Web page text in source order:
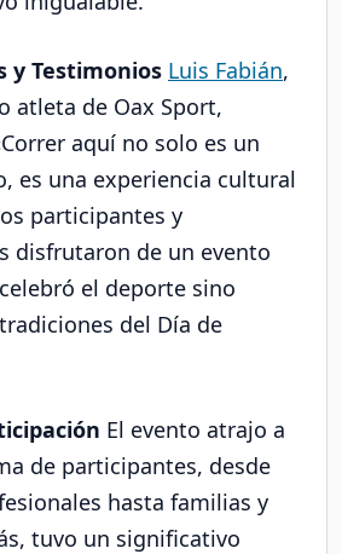
y Testimonios Luis Fabián,
atleta de Oax Sport,
aquí no solo es un
es una experiencia cultural
participantes y
disfrutaron de un evento
el deporte sino
del Día de
El evento atrajo a
de participantes, desde
hasta familias y
tuvo un significativo